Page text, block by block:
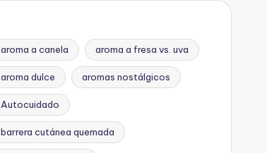
aroma a canela aroma a fresa vs. uva
aroma dulce aromas nostálgicos
Autocuidado
barrera cutánea quemada